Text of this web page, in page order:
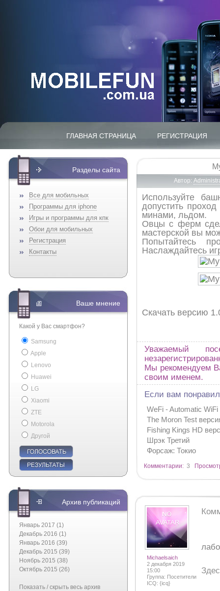
ГЛАВНАЯ СТРАНИЦА РЕГИСТРАЦИЯ
Автор:
Используйте
допустить
минами, льдом.
Овцы c ферм
мастерской вы
Попытайтесь
Наслаждайтесь
Скачать версию
Уважаемый
Мы рекомендуем
своим именем.
Если вам
WeFi - Automatic WiFi
The Moron Test
Fishing Kings HD
Шрэк Третий
Форсаж: Токио
Комментарии: 3
Michaelsaich
2 декабря 2019
15:00
Группа: Посетители
ICQ: {icq}
Разделы сайта
Все для мобильных
Программы для iphone
Игры и программы для кпк
Обои для мобильных
Регистрация
Контакты
Ваше мнение
Какой у Вас смартфон?
Samsung
Apple
Lenovo
Huawei
LG
Xiaomi
ZTE
Motorola
Другой
Архив публикаций
Январь 2017 (1)
Декабрь 2016 (1)
Январь 2016 (39)
Декабрь 2015 (39)
Ноябрь 2015 (38)
Октябрь 2015 (26)
Показать / скрыть весь архив